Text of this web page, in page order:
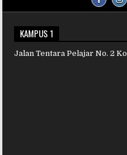
KAMPUS 1
Jalan Tentara Pelajar No. 2